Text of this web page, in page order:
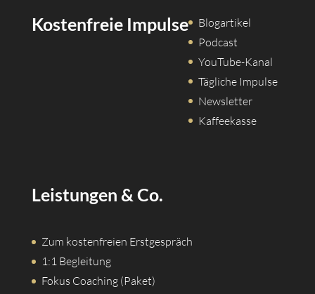
Kostenfreie Impulse
Blogartikel
Podcast
YouTube-Kanal
Tägliche Impulse
Newsletter
Kaffeekasse
Leistungen & Co.
Zum kostenfreien Erstgespräch
1:1 Begleitung
Fokus Coaching (Paket)